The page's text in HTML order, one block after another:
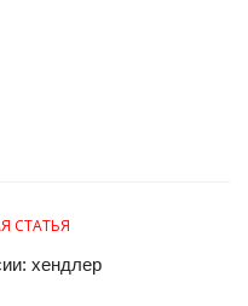
СТАТЬЯ
хендлер